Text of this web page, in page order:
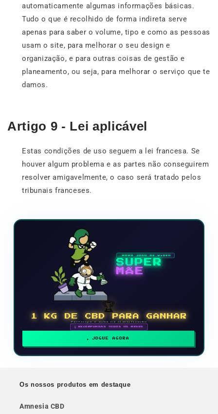
automaticamente algumas informações básicas.
Tudo o que é recolhido de forma indireta serve
apenas para saber o volume, tipo e como as pessoas
usam o site, para melhorar o seu design e
organização, e para outras coisas de gestão e
planeamento, ou seja, para melhorar o serviço que te
damos.
Artigo 9 - Lei aplicável
Estas condições de uso seguem a lei francesa. Se
houver algum problema e as partes não conseguirem
resolver amigavelmente, o caso será tratado pelos
tribunais franceses.
NOVO JOGO DE VÍDEO
SUPER
MÃE
🏆
1 KG DE CBD PARA GANHAR
Participe e suba na classificação
🗓 RECOMPENSAS TODOS OS MESES
JOGUE AGORA
Os nossos produtos em destaque
Amnesia CBD